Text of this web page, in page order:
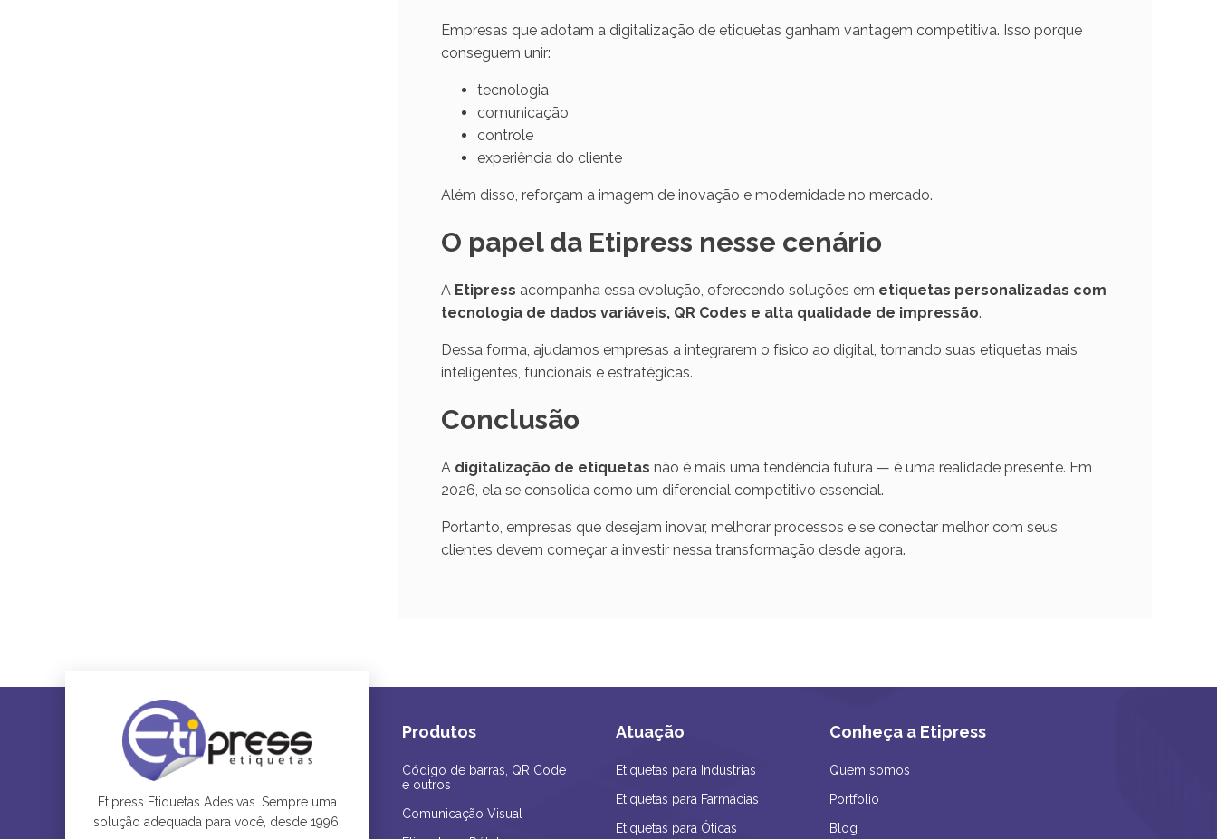
Empresas que adotam a digitalização de etiquetas ganham vantagem competitiva. Isso porque
conseguem unir:
tecnologia
comunicação
controle
experiência do cliente
Além disso, reforçam a imagem de inovação e modernidade no mercado.
O papel da Etipress nesse cenário
A Etipress acompanha essa evolução, oferecendo soluções em etiquetas personalizadas com
tecnologia de dados variáveis, QR Codes e alta qualidade de impressão.
Dessa forma, ajudamos empresas a integrarem o físico ao digital, tornando suas etiquetas mais
inteligentes, funcionais e estratégicas.
Conclusão
A digitalização de etiquetas não é mais uma tendência futura — é uma realidade presente. Em
2026, ela se consolida como um diferencial competitivo essencial.
Portanto, empresas que desejam inovar, melhorar processos e se conectar melhor com seus
clientes devem começar a investir nessa transformação desde agora.
Etipress Etiquetas Adesivas. Sempre uma
solução adequada para você, desde 1996.
Produtos
Código de barras, QR Code
e outros
Comunicação Visual
Atuação
Etiquetas para Indústrias
Etiquetas para Farmácias
Etiquetas para Óticas
Conheça a Etipress
Quem somos
Portfolio
Blog